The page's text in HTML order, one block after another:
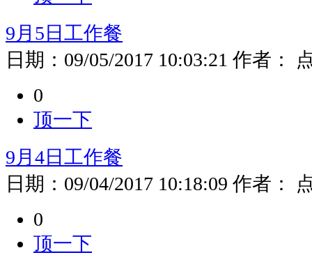
9月5日工作餐
日期： 09/05/2017 10:03:21 作者：
0
顶一下
9月4日工作餐
日期： 09/04/2017 10:18:09 作者：
0
顶一下